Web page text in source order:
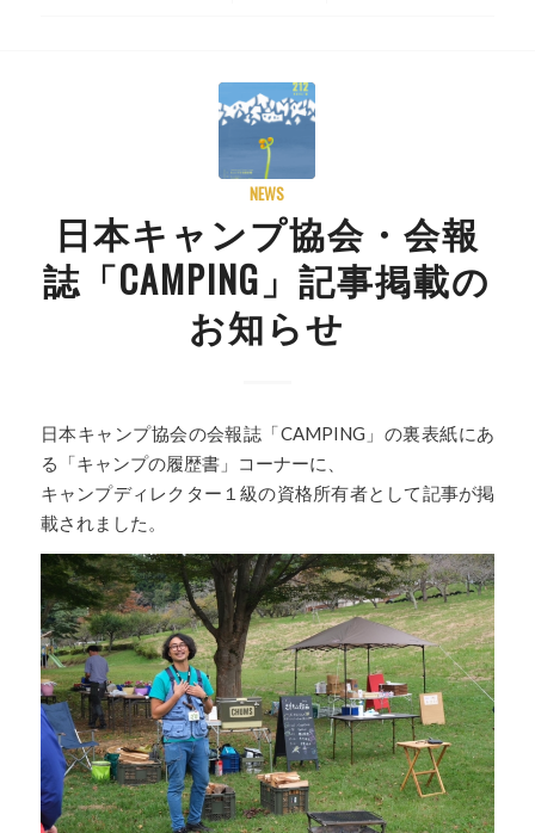
NEWS
日本キャンプ協会・会報
誌「CAMPING」記事掲載の
お知らせ
日本キャンプ協会の会報誌「CAMPING」の裏表紙にあ
る「キャンプの履歴書」コーナーに、
キャンプディレクター１級の資格所有者として記事が掲
載されました。